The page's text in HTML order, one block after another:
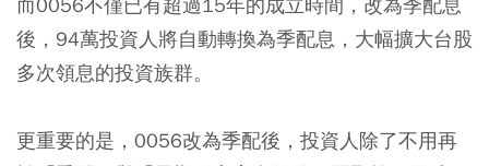
後，94萬投資人將自動轉換為季配息，大幅擴大台股
多次領息的投資族群。
更重要的是，0056改為季配後，投資人除了不用再